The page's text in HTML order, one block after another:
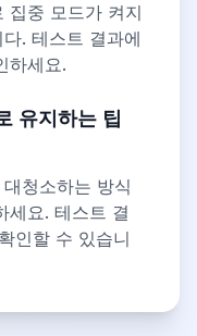
집중 모드가 켜지
. 테스트 결과에
하세요.
유지하는 팁
청소하는 방식
세요. 테스트 결
인할 수 있습니